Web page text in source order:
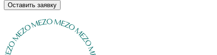
Оставить заявку